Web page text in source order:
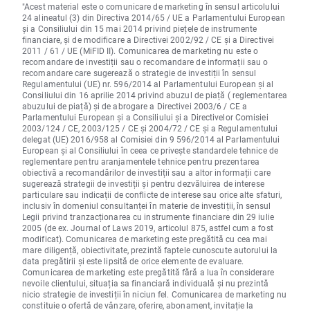
"Acest material este o comunicare de marketing în sensul articolului
24 alineatul (3) din Directiva 2014/65 / UE a Parlamentului European
și a Consiliului din 15 mai 2014 privind piețele de instrumente
financiare, și de modificare a Directivei 2002/92 / CE și a Directivei
2011 / 61 / UE (MiFID II). Comunicarea de marketing nu este o
recomandare de investiții sau o recomandare de informații sau o
recomandare care sugerează o strategie de investiții în sensul
Regulamentului (UE) nr. 596/2014 al Parlamentului European și al
Consiliului din 16 aprilie 2014 privind abuzul de piață ( reglementarea
abuzului de piață) și de abrogare a Directivei 2003/6 / CE a
Parlamentului European și a Consiliului și a Directivelor Comisiei
2003/124 / CE, 2003/125 / CE și 2004/72 / CE și a Regulamentului
delegat (UE) 2016/958 al Comisiei din 9 596/2014 al Parlamentului
European și al Consiliului în ceea ce privește standardele tehnice de
reglementare pentru aranjamentele tehnice pentru prezentarea
obiectivă a recomandărilor de investiții sau a altor informații care
sugerează strategii de investiții și pentru dezvăluirea de interese
particulare sau indicații de conflicte de interese sau orice alte sfaturi,
inclusiv în domeniul consultanței în materie de investiții, în sensul
Legii privind tranzacționarea cu instrumente financiare din 29 iulie
2005 (de ex. Journal of Laws 2019, articolul 875, astfel cum a fost
modificat). Comunicarea de marketing este pregătită cu cea mai
mare diligență, obiectivitate, prezintă faptele cunoscute autorului la
data pregătirii și este lipsită de orice elemente de evaluare.
Comunicarea de marketing este pregătită fără a lua în considerare
nevoile clientului, situația sa financiară individuală și nu prezintă
nicio strategie de investiții în niciun fel. Comunicarea de marketing nu
constituie o ofertă de vânzare, oferire, abonament, invitație la